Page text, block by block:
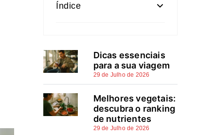
Índice
Portugal
Tendências de nail art: cores,
efeitos e formatos
Tipos de manicure: verniz
normal, verniz gel, gel e afins
Dicas essenciais
para a sua viagem
29 de Julho de 2026
Melhores vegetais:
descubra o ranking
de nutrientes
29 de Julho de 2026